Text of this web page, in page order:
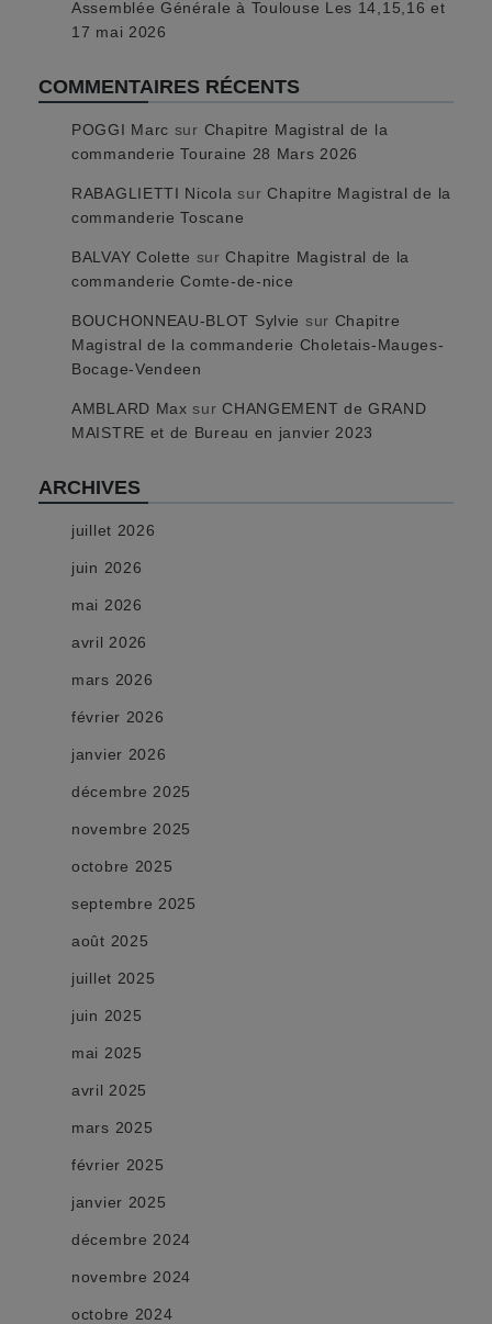
Assemblée Générale à Toulouse Les 14,15,16 et
17 mai 2026
COMMENTAIRES RÉCENTS
POGGI Marc sur Chapitre Magistral de la
commanderie Touraine 28 Mars 2026
RABAGLIETTI Nicola surChapitre Magistral de la
commanderie Toscane
BALVAY Colette surChapitre Magistral de la
commanderie Comte-de-nice
BOUCHONNEAU-BLOT Sylvie sur Chapitre
Magistral de la commanderie Choletais-Mauges-
Bocage-Vendeen
AMBLARD Max surCHANGEMENT de GRAND
MAISTRE et de Bureau en janvier 2023
ARCHIVES
juillet 2026
juin 2026
mai 2026
avril 2026
mars 2026
février 2026
janvier 2026
décembre 2025
novembre 2025
octobre 2025
septembre 2025
août 2025
juillet 2025
juin 2025
mai 2025
avril 2025
mars 2025
février 2025
janvier 2025
décembre 2024
novembre 2024
octobre 2024